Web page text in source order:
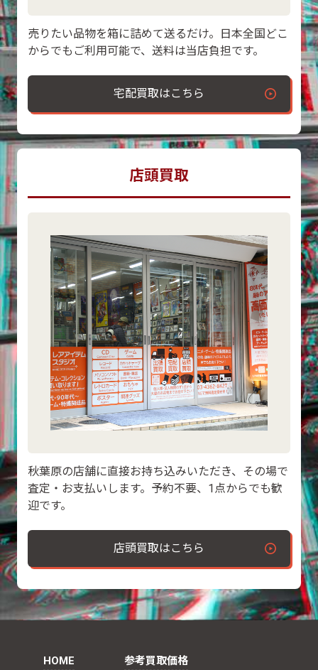
売りたい品物を箱に詰めて送るだけ。日本全国どこ
からでもご利用可能で、送料は当店負担です。
宅配買取はこちら
店頭買取
秋葉原の店舗に直接お持ち込みいただき、その場で
査定・お支払いします。予約不要、1点からでも歓
迎です。
店頭買取はこちら
HOME 参考買取価格